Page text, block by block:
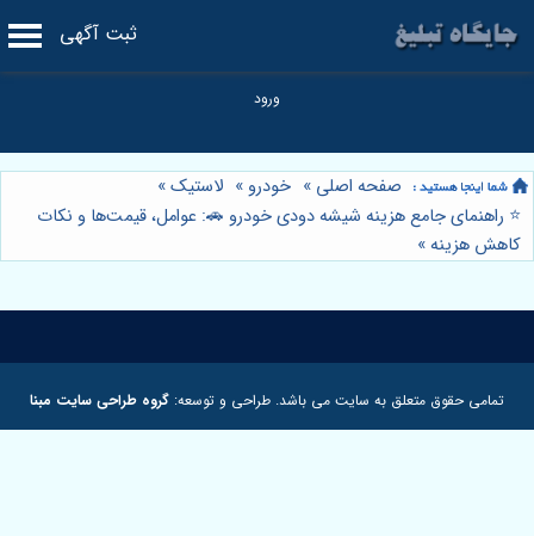
ثبت آگهی
صفحه اصلی » خودرو » لاستیک»
⭐️ راهنمای جامع هزینه شیشه دودی خودرو 🚗: عوامل، قیمت‌ها و نکات
کاهش هزینه»
تمامی حقوق متعلق به سایت می باشد. طراحی و توسعه: گروه طراحی سایت مبنا